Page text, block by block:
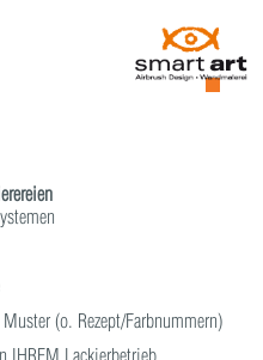
(o. Rezept/Farbnummern)
IHREM Lackierbetrieb